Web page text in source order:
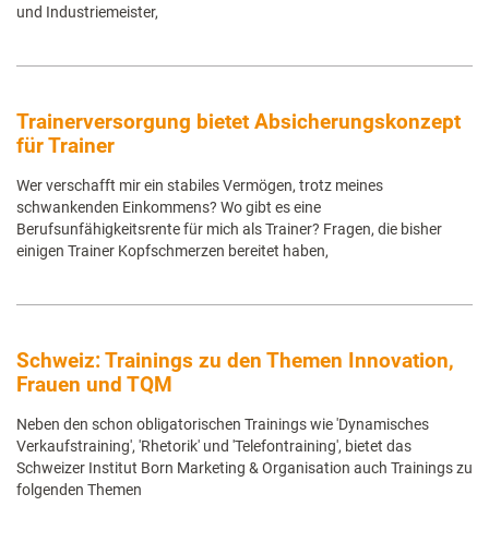
und Industriemeister,
Trainerversorgung bietet Absicherungskonzept
für Trainer
Wer verschafft mir ein stabiles Vermögen, trotz meines
schwankenden Einkommens? Wo gibt es eine
Berufsunfähigkeitsrente für mich als Trainer? Fragen, die bisher
einigen Trainer Kopfschmerzen bereitet haben,
Schweiz: Trainings zu den Themen Innovation,
Frauen und TQM
Neben den schon obligatorischen Trainings wie 'Dynamisches
Verkaufstraining', 'Rhetorik' und 'Telefontraining', bietet das
Schweizer Institut Born Marketing & Organisation auch Trainings zu
folgenden Themen